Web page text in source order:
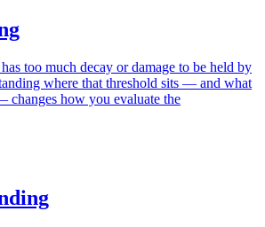
too much decay or damage to be held by
where that threshold sits — and what
changes how you evaluate the